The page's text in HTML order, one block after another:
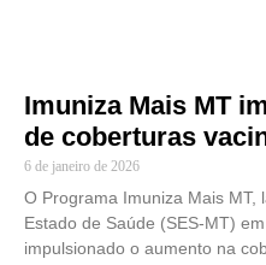
Imuniza Mais MT
de coberturas
6 de janeiro de 2026
O Programa Imuniza Mais MT,
Estado de Saúde (SES-MT)
impulsionado o aumento na